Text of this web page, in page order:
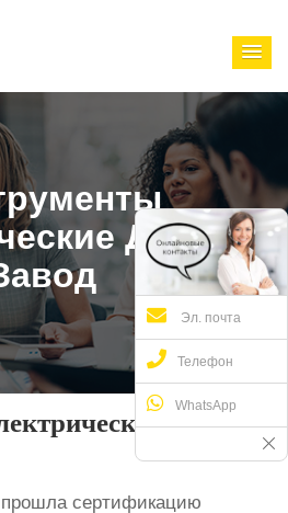
Дрели
дрели
сертификацию
Эл. почта
Телефон
WhatsApp